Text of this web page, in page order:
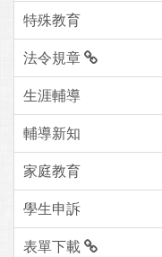
特殊教育
法令規章
生涯輔導
輔導新知
家庭教育
學生申訴
表單下載